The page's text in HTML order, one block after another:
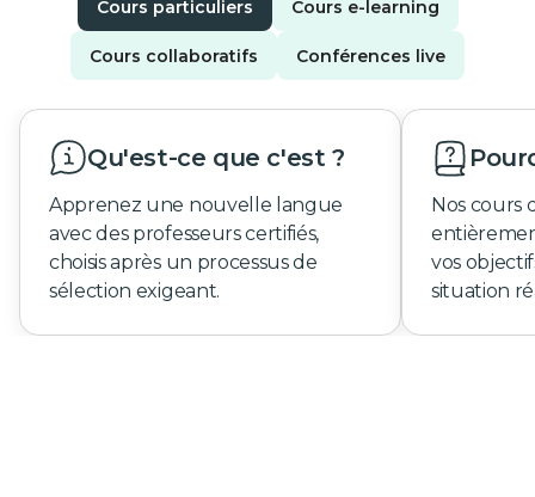
Cours particuliers Cours e-learning
Cours collaboratifs Conférences live
Qu'est-ce que c'est ?
Apprenez une nouvelle langue
avec des professeurs certifiés,
choisis après un processus de
sélection exigeant.
Nos cours
vos
situation